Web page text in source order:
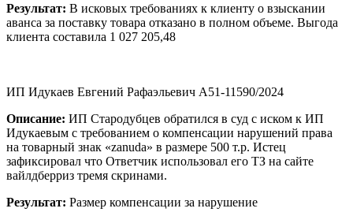
Результат: В исковых требованиях к клиенту о взыскании
аванса за поставку товара отказано в полном объеме. Выгода
клиента составила 1 027 205,48
ИП Идукаев Евгений Рафаэльевич А51-11590/2024
Описание: ИП Стародубцев обратился в суд с иском к ИП
Идукаевым с требованием о компенсации нарушений права
на товарный знак «zanuda» в размере 500 т.р. Истец
зафиксировал что Ответчик использовал его ТЗ на сайте
вайлдберриз тремя скринами.
Результат: Размер компенсации за нарушение